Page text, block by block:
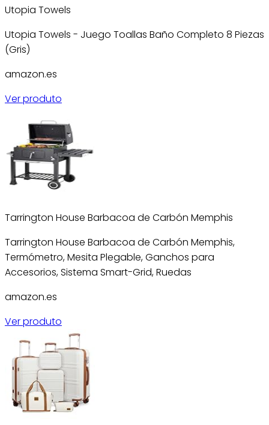
Utopia Towels
Utopia Towels - Juego Toallas Baño Completo 8 Piezas
(Gris)
amazon.es
Ver produto
Tarrington House Barbacoa de Carbón Memphis
Tarrington House Barbacoa de Carbón Memphis,
Termómetro, Mesita Plegable, Ganchos para
Accesorios, Sistema Smart-Grid, Ruedas
amazon.es
Ver produto